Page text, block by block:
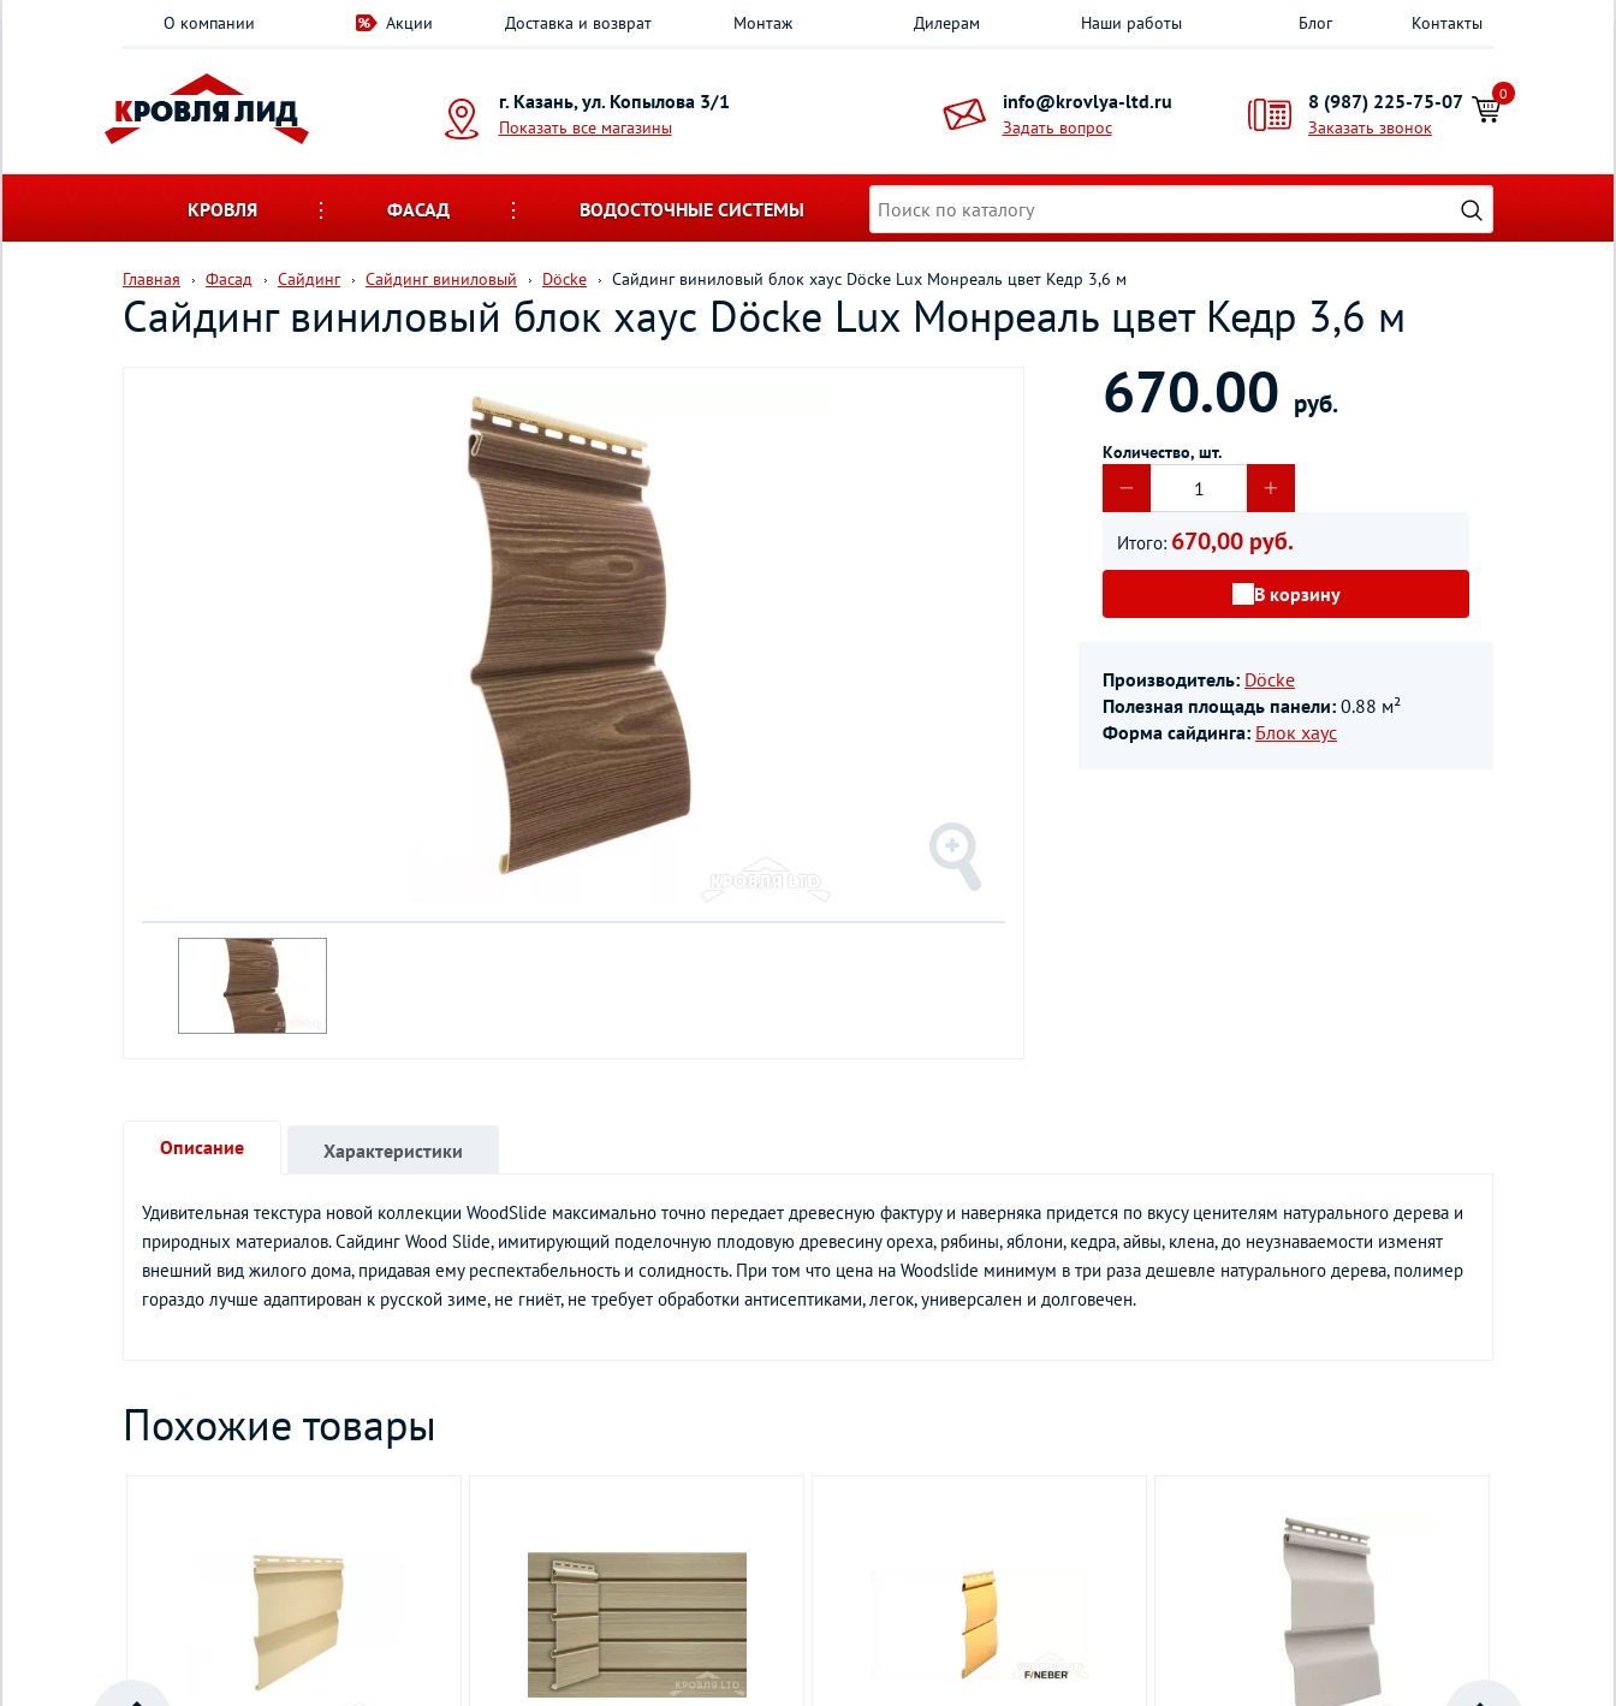
О компании Акции Доставка и возврат Монтаж Дилерам Наши работы Блог Контакты
г. Казань, ул. Копылова 3/1
Показать все магазины
info@krovlya-ltd.ru
Задать вопрос
8 (987) 225-75-07
Заказать звонок
0
КРОВЛЯ ФАСАД ВОДОСТОЧНЫЕ СИСТЕМЫ
Главная Фасад Сайдинг Сайдинг виниловый Döcke Сайдинг виниловый блок хаус Döcke Lux Монреаль цвет Кедр 3,6 м
Сайдинг виниловый блок хаус Döcke Lux Монреаль цвет Кедр 3,6 м
670.00 руб.
Количество, шт.
Итого: 670,00 руб.
В корзину
Производитель: Döcke
Полезная площадь панели: 0.88 м²
Форма сайдинга: Блок хаус
Описание
Удивительная текстура новой коллекции WoodSlide максимально точно передает древесную фактуру и наверняка придется по вкусу ценителям натурального дерева и
природных материалов. Сайдинг Wood Slide, имитирующий поделочную плодовую древесину ореха, рябины, яблони, кедра, айвы, клена, до неузнаваемости изменят
внешний вид жилого дома, придавая ему респектабельность и солидность. При том что цена на Woodslide минимум в три раза дешевле натурального дерева, полимер
гораздо лучше адаптирован к русской зиме, не гниёт, не требует обработки антисептиками, легок, универсален и долговечен.
Характеристики
Похожие товары